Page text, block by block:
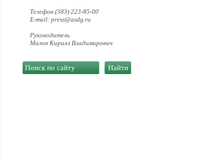
Телефон:(383) 223-85-00
E-mail: press@asdg.ru
Руководитель
Малов Кирилл Владимирович